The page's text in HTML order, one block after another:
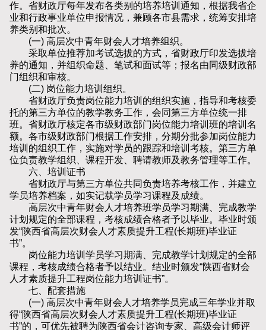
作。省财政厅每年发布各类别的培养培训通知，根据我省企
业和行政事业单位申报情况，兼顾各市县需求，统筹安排培
养类别和批次。
(一) 高层次中青年财会人才培养组织。
采取单位推荐加考试选拔的方式，省财政厅印发选拔培
养的通知，并组织命题、笔试和面试等；报名由同级财政部
门组织和审核。
(二) 岗位能力培训组织。
省财政厅负责岗位能力培训的组织实施，指导和考核委
托的第三方单位的教学教务工作，会同第三方单位统一排
班。省财政厅核定各市级财政部门岗位能力培训班的培训名
额。各市级财政部门根据工作安排，分期分批参加岗位能力
培训的组织工作，实施对学员的跟踪和培训考核。第三方单
位负责教学组织、课程开发、聘请教师及教务管理等工作。
六、培训证书
省财政厅与第三方单位共同负责培养考核工作，并建立
学员培养档案，如实记载学员学习课程及成绩。
高层次中青年财会人才培养班学员学习期满、完成教学
计划规定的全部课程，考核成绩合格者予以毕业。毕业时颁
发“陕西省高层次财会人才素质提升工程(长期班)毕业证
书”。
岗位能力培训学员学习期满、完成教学计划规定的全部
课程，考核成绩合格者予以结业。结业时颁发“陕西省财会
人才素质提升工程岗位能力培训证书”。
七、配套措施
(一) 高层次中青年财会人才培养学员完成三年学业并取
得“陕西省高层次财会人才素质提升工程(长期班)毕业证
书”的，可优先被聘为陕西省会计咨询专家、高级会计师评